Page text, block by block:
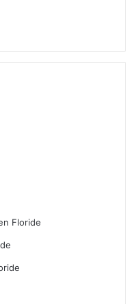
Floride